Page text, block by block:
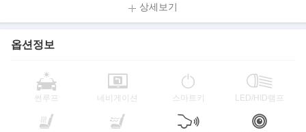
상세보기
옵션정보
썬루프 네비게이션 스마트키 LED/HID램프